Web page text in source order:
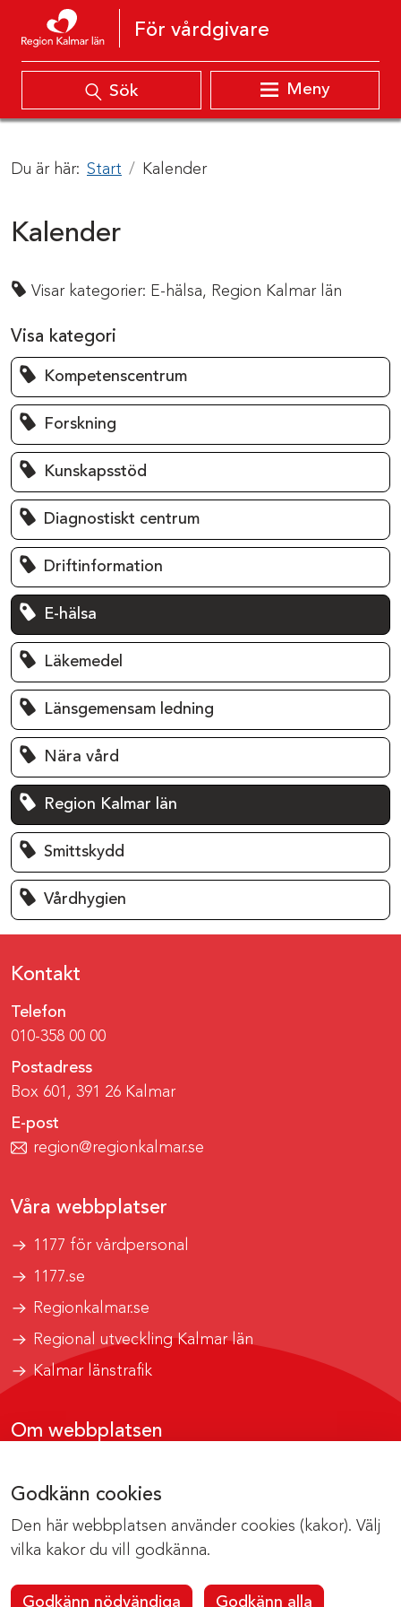
Godkänn cookies
Den här webbplatsen använder cookies (kakor). Välj
vilka kakor du vill godkänna.
Godkänn nödvändiga Godkänn alla
Hoppa till innehåll
För vårdgivare
Sök Meny
Du är här: Start Kalender
Kalender
Visar kategorier: E-hälsa, Region Kalmar län
Visa kategori
Kompetenscentrum
Forskning
Kunskapsstöd
Diagnostiskt centrum
Driftinformation
E-hälsa
Läkemedel
Länsgemensam ledning
Nära vård
Region Kalmar län
Smittskydd
Vårdhygien
Kontakt
Telefon
010-358 00 00
Postadress
Box 601, 391 26 Kalmar
E-post
region@regionkalmar.se
Våra webbplatser
1177 för vårdpersonal
1177.se
Regionkalmar.se
Regional utveckling Kalmar län
Kalmar länstrafik
Om webbplatsen
Om cookies
Kontakta webbredaktionen